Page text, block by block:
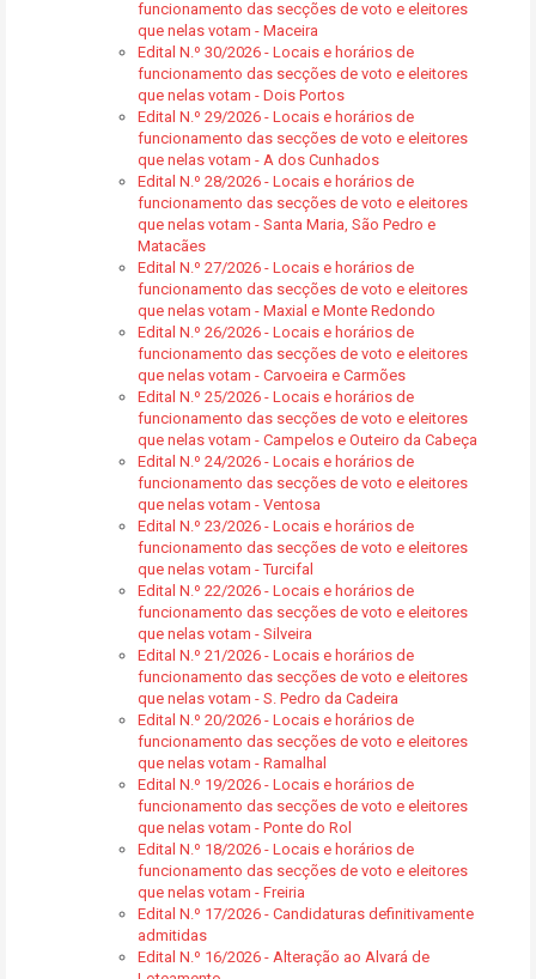
funcionamento das secções de voto e eleitores
que nelas votam - Maceira
Edital N.º 30/2026 - Locais e horários de
funcionamento das secções de voto e eleitores
que nelas votam - Dois Portos
Edital N.º 29/2026 - Locais e horários de
funcionamento das secções de voto e eleitores
que nelas votam - A dos Cunhados
Edital N.º 28/2026 - Locais e horários de
funcionamento das secções de voto e eleitores
que nelas votam - Santa Maria, São Pedro e
Matacães
Edital N.º 27/2026 - Locais e horários de
funcionamento das secções de voto e eleitores
que nelas votam - Maxial e Monte Redondo
Edital N.º 26/2026 - Locais e horários de
funcionamento das secções de voto e eleitores
que nelas votam - Carvoeira e Carmões
Edital N.º 25/2026 - Locais e horários de
funcionamento das secções de voto e eleitores
que nelas votam - Campelos e Outeiro da Cabeça
Edital N.º 24/2026 - Locais e horários de
funcionamento das secções de voto e eleitores
que nelas votam - Ventosa
Edital N.º 23/2026 - Locais e horários de
funcionamento das secções de voto e eleitores
que nelas votam - Turcifal
Edital N.º 22/2026 - Locais e horários de
funcionamento das secções de voto e eleitores
que nelas votam - Silveira
Edital N.º 21/2026 - Locais e horários de
funcionamento das secções de voto e eleitores
que nelas votam - S. Pedro da Cadeira
Edital N.º 20/2026 - Locais e horários de
funcionamento das secções de voto e eleitores
que nelas votam - Ramalhal
Edital N.º 19/2026 - Locais e horários de
funcionamento das secções de voto e eleitores
que nelas votam - Ponte do Rol
Edital N.º 18/2026 - Locais e horários de
funcionamento das secções de voto e eleitores
que nelas votam - Freiria
Edital N.º 17/2026 - Candidaturas definitivamente
admitidas
Edital N.º 16/2026 - Alteração ao Alvará de